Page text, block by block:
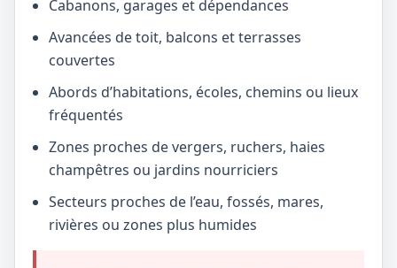
Cabanons, garages et dépendances
Avancées de toit, balcons et terrasses
couvertes
Abords d’habitations, écoles, chemins ou lieux
fréquentés
Zones proches de vergers, ruchers, haies
champêtres ou jardins nourriciers
Secteurs proches de l’eau, fossés, mares,
rivières ou zones plus humides